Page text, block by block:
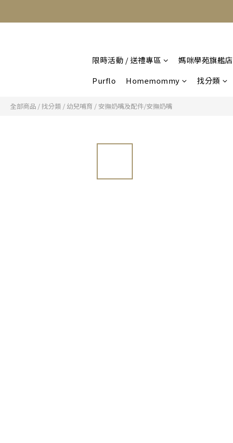
限時活動 / 送禮專區 媽咪學苑旗艦店
Purflo
Homemommy 找分類
全部商品 /找分類 / 幼兒哺育 / 安撫奶嘴及配件/安撫奶嘴